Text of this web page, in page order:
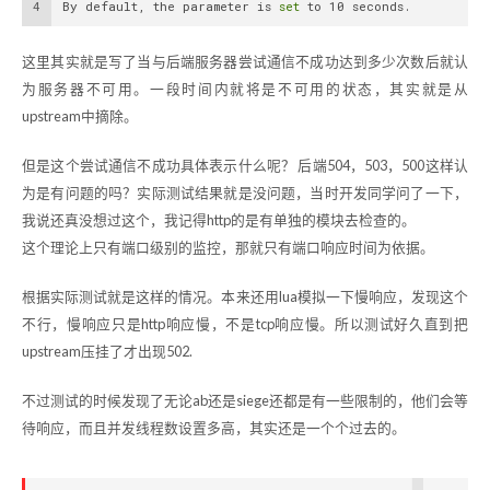
4 By default, the parameter is set to 10 seconds.
这里其实就是写了当与后端服务器尝试通信不成功达到多少次数后就认
为服务器不可用。一段时间内就将是不可用的状态，其实就是从
upstream中摘除。
但是这个尝试通信不成功具体表示什么呢？ 后端504，503，500这样认
为是有问题的吗？实际测试结果就是没问题，当时开发同学问了一下，
我说还真没想过这个，我记得http的是有单独的模块去检查的。
这个理论上只有端口级别的监控，那就只有端口响应时间为依据。
根据实际测试就是这样的情况。本来还用lua模拟一下慢响应，发现这个
不行，慢响应只是http响应慢，不是tcp响应慢。所以测试好久直到把
upstream压挂了才出现502.
不过测试的时候发现了无论ab还是siege还都是有一些限制的，他们会等
待响应，而且并发线程数设置多高，其实还是一个个过去的。